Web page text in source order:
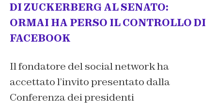
DI ZUCKERBERG AL SENATO:
ORMAI HA PERSO IL CONTROLLO DI
FACEBOOK
Il fondatore del social network ha
accettato l’invito presentato dalla
Conferenza dei presidenti